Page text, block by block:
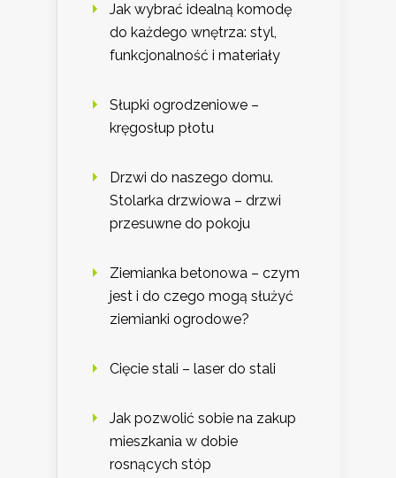
Jak wybrać idealną komodę
do każdego wnętrza: styl,
funkcjonalność i materiały
Słupki ogrodzeniowe –
kręgosłup płotu
Drzwi do naszego domu.
Stolarka drzwiowa – drzwi
przesuwne do pokoju
Ziemianka betonowa – czym
jest i do czego mogą służyć
ziemianki ogrodowe?
Cięcie stali – laser do stali
Jak pozwolić sobie na zakup
mieszkania w dobie
rosnących stóp